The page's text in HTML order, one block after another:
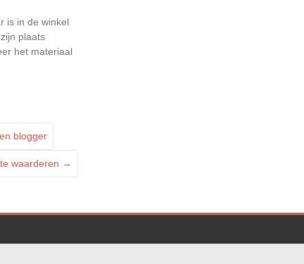
is in de winkel
plaats
het materiaal
blogger
waarderen →